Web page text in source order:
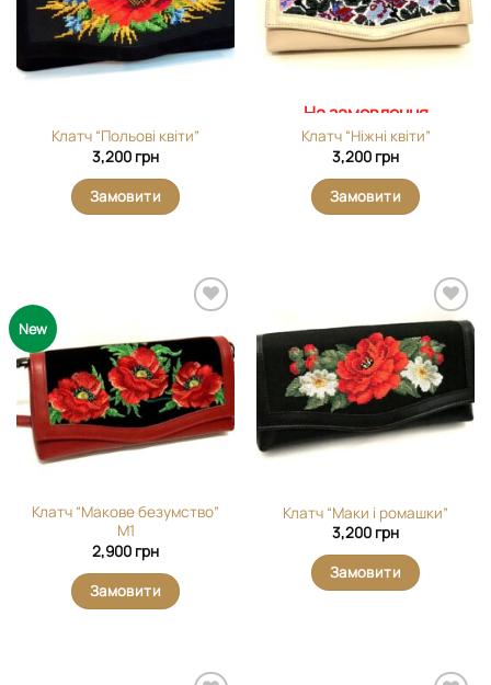
Клатч “Польові квіти”
3,200 грн
Замовити
На замовлення
Клатч “Ніжні квіти”
3,200 грн
Замовити
New
виріб у
вибране
Клатч “Макове безумство”
М1
2,900 грн
Замовити
Додати
виріб у
вибране
Клатч “Маки і ромашки”
3,200 грн
Замовити